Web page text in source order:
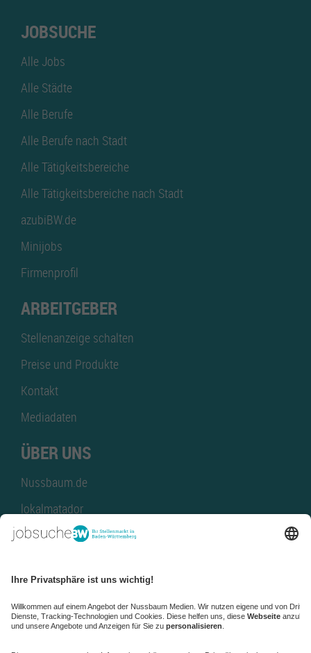
JOBSUCHE
Alle Jobs
Alle Städte
Alle Berufe
Alle Berufe nach Stadt
Alle Tätigkeitsbereiche
Alle Tätigkeitsbereiche nach Stadt
azubiBW.de
Minijobs
Firmenprofil
ARBEITGEBER
Stellenanzeige schalten
Preise und Produkte
Kontakt
Mediadaten
ÜBER UNS
Nussbaum.de
lokalmatador
kaufinBW
NussbaumID
Nussbaum Medien